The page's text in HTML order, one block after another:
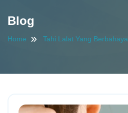
Blog
Home Tahi Lalat Yang Berbahaya